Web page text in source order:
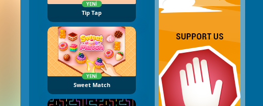
YENI
Tip Tap
YENI
Sweet Match